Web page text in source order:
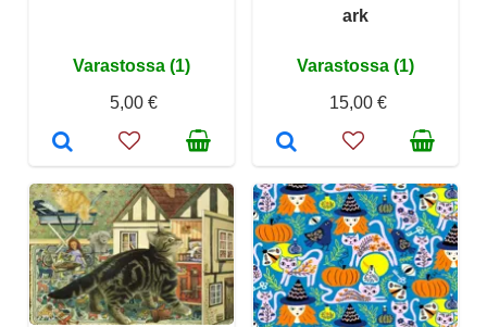
Varastossa (1)
5,00 €
ark
Varastossa (1)
15,00 €